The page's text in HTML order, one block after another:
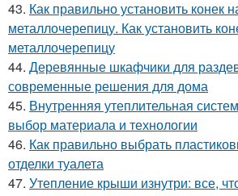
43. Как правильно установить конек
металлочерепицу. Как установить
металлочерепицу
44. Деревянные шкафчики для
современные решения для дома
45. Внутренняя утеплительная
выбор материала и технологии
46. Как правильно выбрать
отделки туалета
47. Утепление крыши изнутри: все,